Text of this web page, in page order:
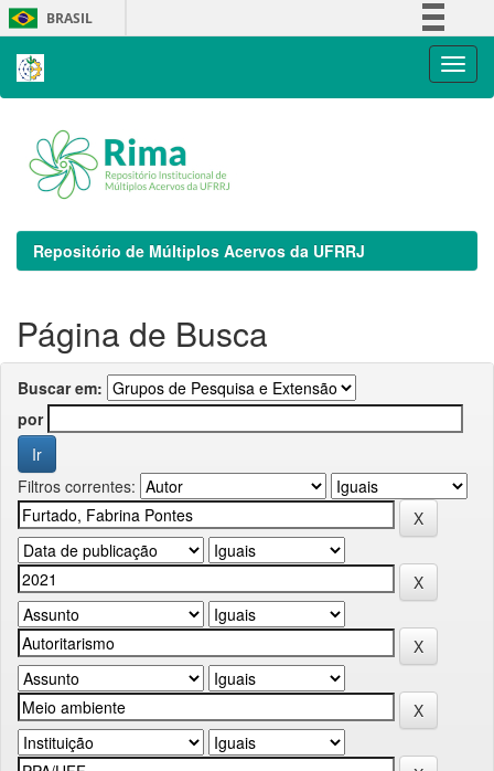
Skip
navigation
BRASIL
Repositório de Múltiplos Acervos da UFRRJ
Página de Busca
Buscar em:
por
Filtros correntes: